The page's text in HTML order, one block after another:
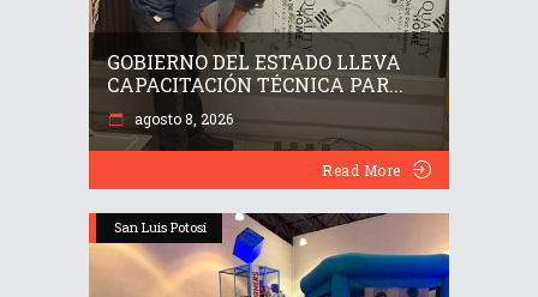
GOBIERNO DEL ESTADO LLEVA
CAPACITACIÓN TÉCNICA PAR...
agosto 8, 2026
Read More
San Luis Potosí